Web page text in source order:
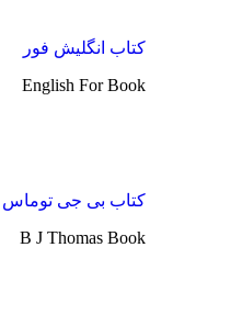
کتاب انگلیش فور
English For Book
کتاب بی جی توماس
B J Thomas Book